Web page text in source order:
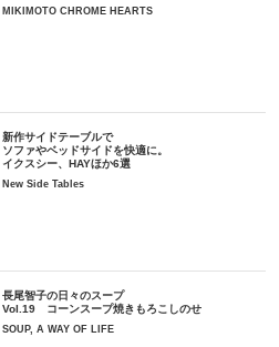
MIKIMOTO CHROME HEARTS
新作サイドテーブルで
ソファやベッドサイドを快適に。
イクスシー、HAYほか6選
New Side Tables
長尾智子の日々のスープ
Vol.19 コーンスープ焼きもろこしのせ
SOUP, A WAY OF LIFE